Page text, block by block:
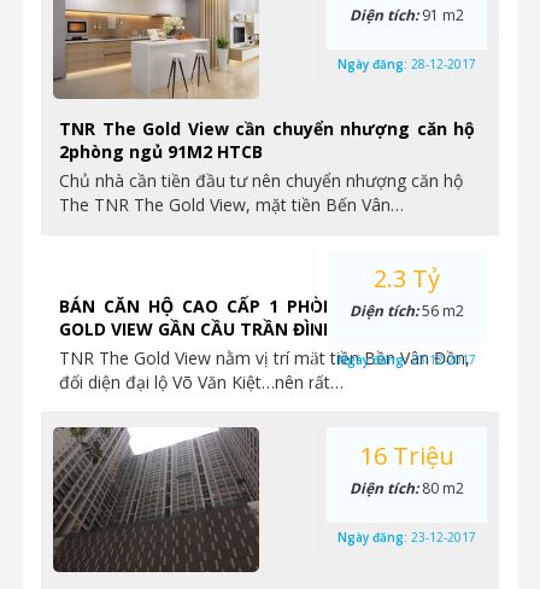
TNR The Gold View cần chuyển nhượng căn hộ
2phòng ngủ 91M2 HTCB
Chủ nhà cần tiền đầu tư nên chuyển nhượng căn hộ
The TNR The Gold View, mặt tiền Bến Vân…
Diện tích:91 m2
Ngày đăng: 28-12-2017
BÁN CĂN HỘ CAO CẤP 1 PHÒNG NGỦ TẠI THE
GOLD VIEW GẦN CẦU TRẦN ĐÌNH XU
TNR The Gold View nằm vị trí mặt tiền Bền Vân Đồn,
đối diện đại lộ Võ Văn Kiệt…nên rất…
2.3 Tỷ
Diện tích:56 m2
Ngày đăng:23-12-2017
16 Triệu
Diện tích:80 m2
Ngày đăng: 23-12-2017